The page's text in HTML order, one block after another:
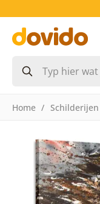
Home Schilderijen